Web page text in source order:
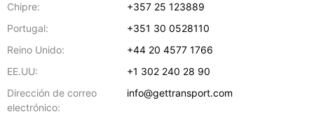
Chipre:
+357 25 123889
Portugal:
+351 30 0528110
Reino Unido:
+44 20 4577 1766
EE.UU:
+1 302 240 28 90
Dirección de correo
electrónico:
info@gettransport.com